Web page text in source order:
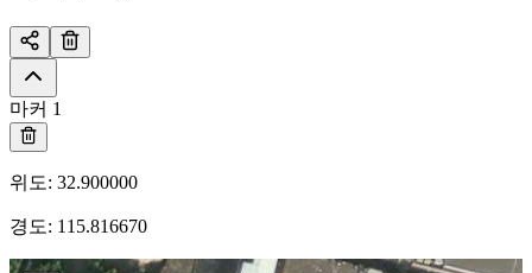
마커 1
위도: 32.900000
경도: 115.816670